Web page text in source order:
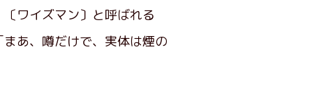
ワイズマン〕と呼ばれる
あ、噂だけで、実体は煙の